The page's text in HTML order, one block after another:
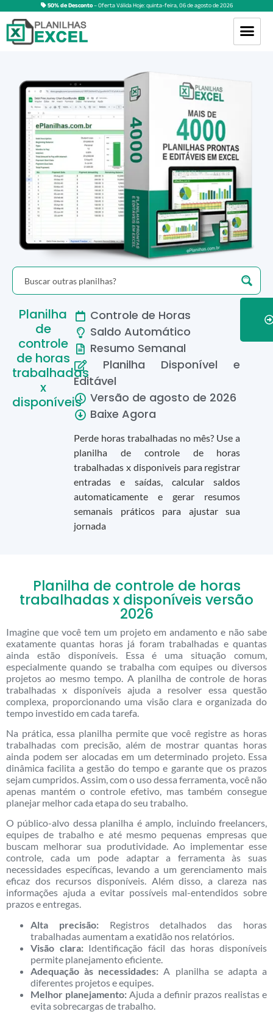
50% de Desconto– Oferta Válida Hoje:quinta-feira,06deagostode2026
Planilha
de
controle
de horas
trabalhadas
x
disponíveis
Controle de Horas
Saldo Automático
Resumo Semanal
Planilha Disponível e
Editável
Versão de agosto de 2026
Baixe Agora
Perde horas trabalhadas no mês? Use a
planilha de controle de horas
trabalhadas x disponiveis para registrar
entradas e saídas, calcular saldos
automaticamente e gerar resumos
semanais práticos para ajustar sua
jornada
Planilha de controle de horas
trabalhadas x disponíveis versão
2026
Imagine que você tem um projeto em andamento e não sabe
exatamente quantas horas já foram trabalhadas e quantas
ainda estão disponíveis. Essa é uma situação comum,
especialmente quando se trabalha com equipes ou diversos
projetos ao mesmo tempo. A planilha de controle de horas
trabalhadas x disponíveis ajuda a resolver essa questão
complexa, proporcionando uma visão clara e organizada do
tempo investido em cada tarefa.
Na prática, essa planilha permite que você registre as horas
trabalhadas com precisão, além de mostrar quantas horas
ainda podem ser alocadas em um determinado projeto. Essa
dinâmica facilita a gestão do tempo e garante que os prazos
sejam cumpridos. Assim, com o uso dessa ferramenta, você não
apenas mantém o controle efetivo, mas também consegue
planejar melhor cada etapa do seu trabalho.
O público-alvo dessa planilha é amplo, incluindo freelancers,
equipes de trabalho e até mesmo pequenas empresas que
buscam melhorar sua produtividade. Ao implementar esse
controle, cada um pode adaptar a ferramenta às suas
necessidades específicas, levando a um gerenciamento mais
eficaz dos recursos disponíveis. Além disso, a clareza nas
informações ajuda a evitar possíveis mal-entendidos sobre
prazos e entregas.
Alta precisão:Registros detalhados das horas
trabalhadas aumentam a exatidão nos relatórios.
Visão clara:Identificação fácil das horas disponíveis
permite planejamento eficiente.
Adequação às necessidades: A planilha se adapta a
diferentes projetos e equipes.
Melhor planejamento: Ajuda a definir prazos realistas e
evita sobrecargas de trabalho.